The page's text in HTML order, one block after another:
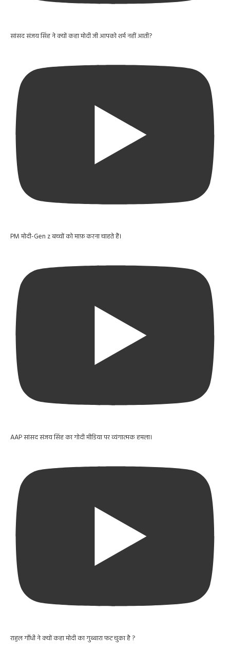
सांसद संजय सिंह ने क्यों कहा मोदी जी आपको शर्म नहीं आती?
PM मोदी-Gen z बच्चों को माफ़ करना चाहते हैं।
AAP सांसद संजय सिंह का गोदी मीडिया पर व्यंगात्मक हमला।
राहुल गाँधी ने क्यों कहा मोदी का गुब्बारा फट चुका है ?